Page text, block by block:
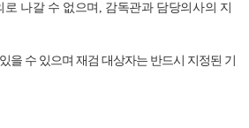
나갈 수 없으며 , 감독관과 담당의사의 지
을 수 있으며 재검 대상자는 반드시 지정된 기